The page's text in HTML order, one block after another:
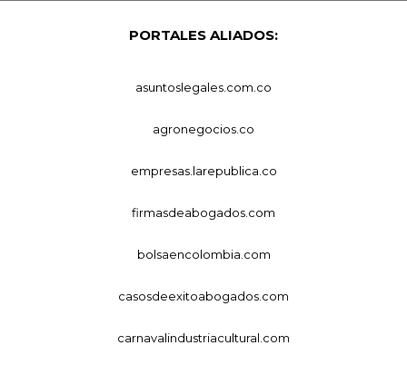
PORTALES ALIADOS:
asuntoslegales.com.co
agronegocios.co
empresas.larepublica.co
firmasdeabogados.com
bolsaencolombia.com
casosdeexitoabogados.com
carnavalindustriacultural.com